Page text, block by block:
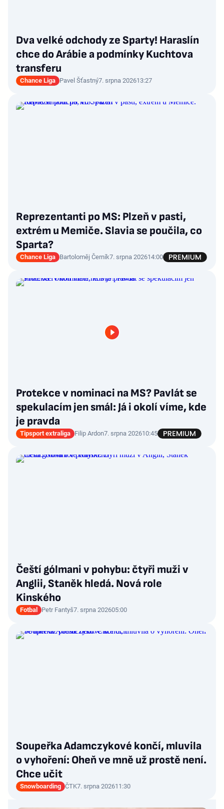
Dva velké odchody ze Sparty! Haraslín
chce do Arábie a podmínky Kuchtova
transferu
Chance Liga Pavel Šťastný7. srpna 202613:27
Reprezentanti po MS: Plzeň v pasti,
extrém u Memiče. Slavia se poučila, co
Sparta?
Chance Liga Bartoloměj Černík7. srpna 202614:00
Protekce v nominaci na MS? Pavlát se
spekulacím jen smál: Já i okolí víme, kde
je pravda
Tipsport extraliga Filip Ardon7. srpna 202610:45
Čeští gólmani v pohybu: čtyři muži v
Anglii, Staněk hledá. Nová role
Kinského
Fotbal Petr Fantyš7. srpna 202605:00
Soupeřka Adamczykové končí, mluvila
o vyhoření: Oheň ve mně už prostě není.
Chce učit
Snowboarding ČTK7. srpna 202611:30